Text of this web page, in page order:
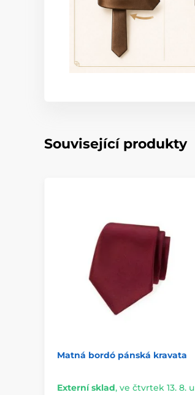
Související produkty
Matná bordó pánská kravata
Externí sklad, ve čtvrtek 13. 8. u